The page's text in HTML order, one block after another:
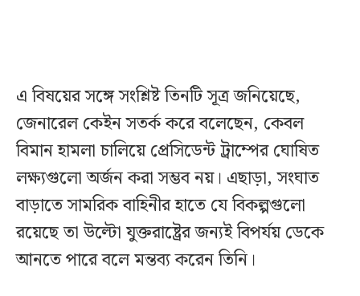
এ বিষয়ের সঙ্গে সংশ্লিষ্ট তিনটি সূত্র জনিয়েছে,
জেনারেল কেইন সতর্ক করে বলেছেন, কেবল
বিমান হামলা চালিয়ে প্রেসিডেন্ট ট্রাম্পের ঘোষিত
লক্ষ্যগুলো অর্জন করা সম্ভব নয়। এছাড়া, সংঘাত
বাড়াতে সামরিক বাহিনীর হাতে যে বিকল্পগুলো
রয়েছে তা উল্টো যুক্তরাষ্ট্রের জন্যই বিপর্যয় ডেকে
আনতে পারে বলে মন্তব্য করেন তিনি।